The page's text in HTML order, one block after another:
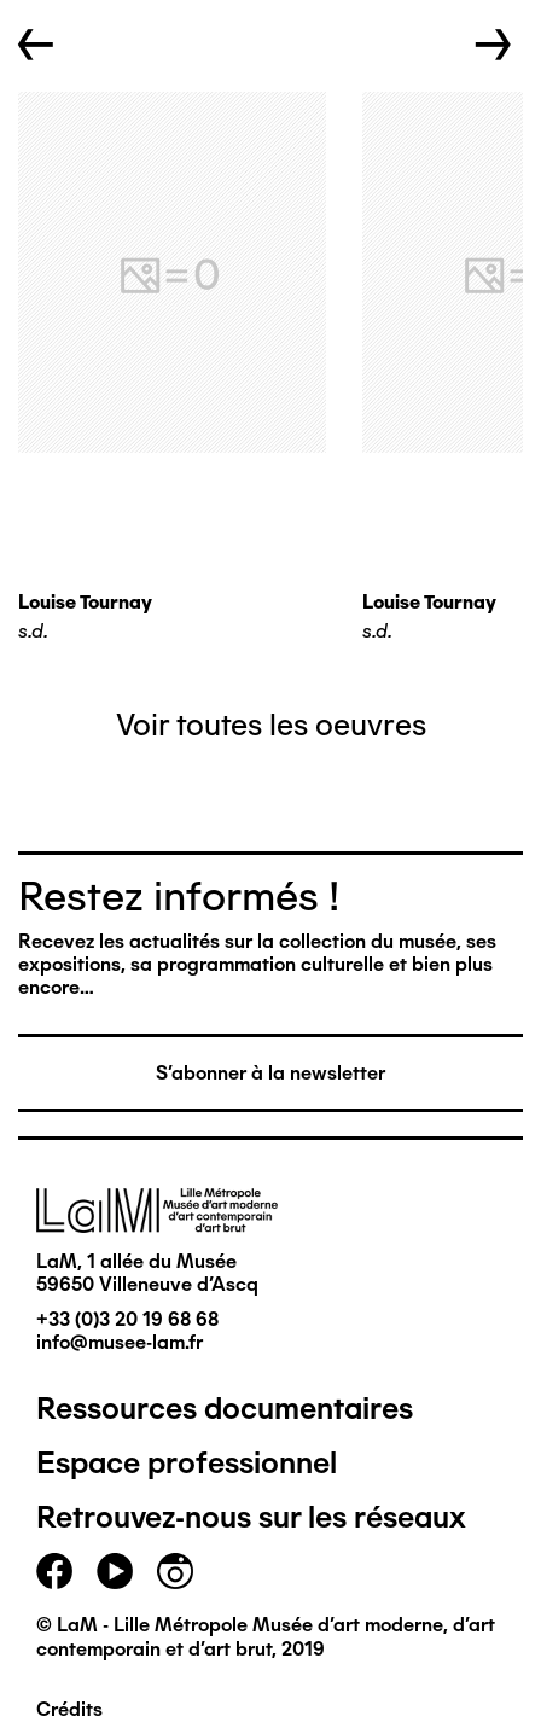
← →
Louise Tournay
s.d.
Louise Tournay
s.d.
Voir toutes les oeuvres
Restez informés !
Recevez les actualités sur la collection du musée, ses
expositions, sa programmation culturelle et bien plus
encore…
S'abonner à la newsletter
Image
LaM, 1 allée du Musée
59650 Villeneuve d'Ascq
+33 (0)3 20 19 68 68
info@musee-lam.fr
Pied
de
page
principal
Ressources documentaires
Espace professionnel
Retrouvez-nous sur les réseaux
© LaM - Lille Métropole Musée d'art moderne, d'art
contemporain et d'art brut, 2019
Crédits